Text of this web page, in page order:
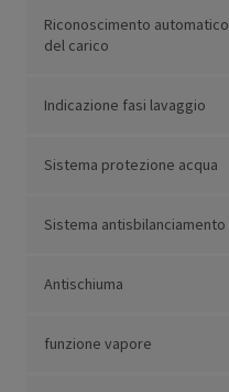
Riconoscimento automatico
del carico
Indicazione fasi lavaggio
Sistema protezione acqua
Sistema antisbilanciamento
Antischiuma
funzione vapore